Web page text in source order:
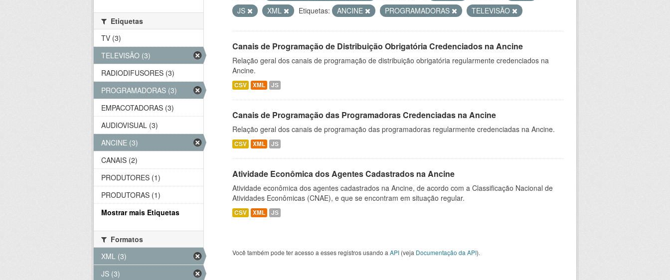
JS
XML Etiquetas: ANCINE PROGRAMADORAS TELEVISÃO
Canais de Programação de Distribuição Obrigatória Credenciados na Ancine
Relação geral dos canais de programação de distribuição obrigatória regularmente credenciados na
Ancine.
CSV XML JS
Canais de Programação das Programadoras Credenciadas na Ancine
Relação geral dos canais de programação das programadoras regularmente credenciadas na Ancine.
CSV XML JS
Atividade Econômica dos Agentes Cadastrados na Ancine
Atividade econômica dos agentes cadastrados na Ancine, de acordo com a Classificação Nacional de
Atividades Econômicas (CNAE), e que se encontram em situação regular.
CSV XML JS
Você também pode ter acesso a esses registros usando a API (veja Documentação da API).
Etiquetas
TV (3)
TELEVISÃO (3)
RADIODIFUSORES (3)
PROGRAMADORAS (3)
EMPACOTADORAS (3)
AUDIOVISUAL (3)
ANCINE (3)
CANAIS (2)
PRODUTORES (1)
PRODUTORAS (1)
Mostrar mais Etiquetas
Formatos
XML (3)
JS (3)